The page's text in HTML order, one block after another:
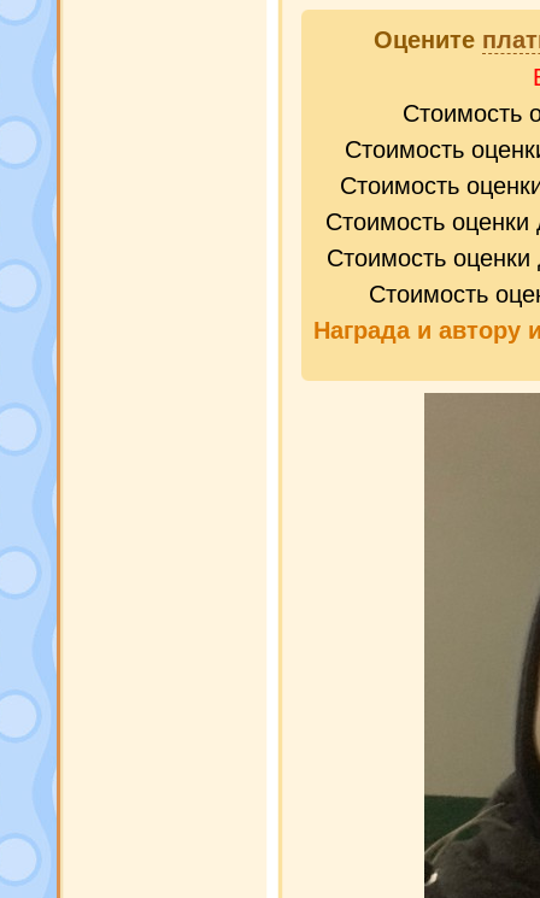
Оцените
Стоимость
Стоимость
Стоимость
Стоимость
Стоимость
Стоимость
Награда и автору